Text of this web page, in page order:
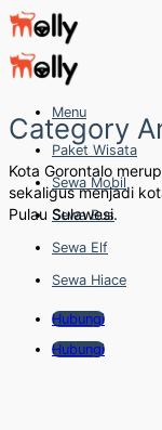
Skip
to
content
Menu
Paket Wisata
Sewa Mobil
Sewa Bus
Sewa Elf
Sewa Hiace
Hubungi
Hubungi
Category
Kota Gorontalo
sekaligus menjadi
Pulau Sulawesi.